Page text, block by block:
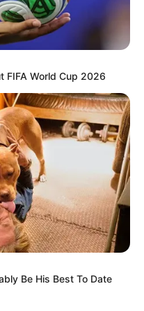
FIFA World Cup 2026
Be His Best To Date